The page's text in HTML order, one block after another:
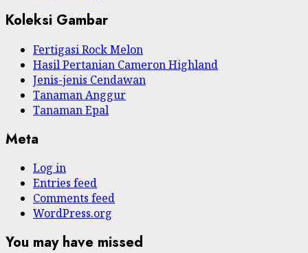
Koleksi Gambar
Fertigasi Rock Melon
Hasil Pertanian Cameron Highland
Jenis-jenis Cendawan
Tanaman Anggur
Tanaman Epal
Meta
Log in
Entries feed
Comments feed
WordPress.org
You may have missed